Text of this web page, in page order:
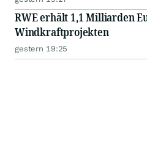
RWE erhält 1,1 Milliarden
Windkraftprojekten
gestern 19:25